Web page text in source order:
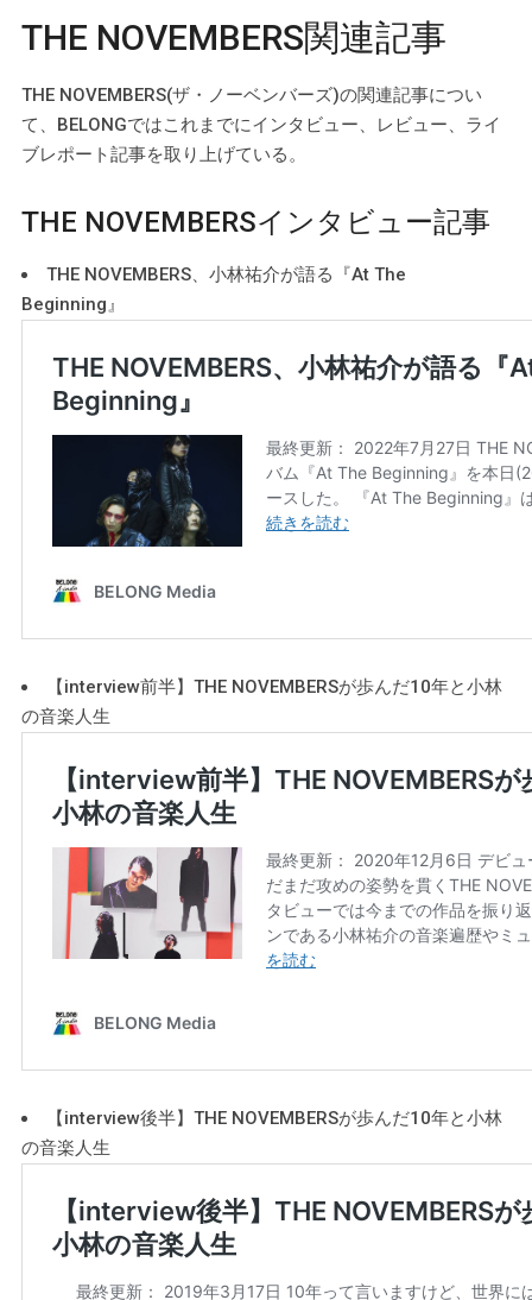
THE NOVEMBERS関連記事
THE NOVEMBERS(ザ・ノーベンバーズ)の関連記事につい
て、BELONGではこれまでにインタビュー、レビュー、ライ
ブレポート記事を取り上げている。
THE NOVEMBERSインタビュー記事
THE NOVEMBERS、小林祐介が語る『At The
Beginning』
【interview前半】THE NOVEMBERSが歩んだ10年と小林
の音楽人生
【interview後半】THE NOVEMBERSが歩んだ10年と小林
の音楽人生